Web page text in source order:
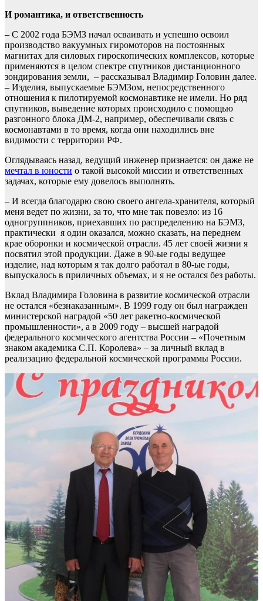
И романтика, и ответственность
– С 2002 года БЭМЗ начал осваивать и успешно освоил
производство вакуумных гиромоторов на постоянных
магнитах для силовых гироскопических комплексов, которые
применяются в целом спектре спутников дистанционного
зондирования земли, – рассказывал Владимир Головин далее.
– Изделия, выпускаемые БЭМЗом, непосредственного
отношения к пилотируемой космонавтике не имели. Но ряд
спутников, выведение которых происходило с помощью
разгонного блока ДМ-2, например, обеспечивали связь с
космонавтами в то время, когда они находились вне
видимости с территории РФ.
Оглядываясь назад, ведущий инженер признается: он даже не
мечтал в юности о такой высокой миссии и ответственных
задачах, которые ему довелось выполнять.
– И всегда благодарю свою своего ангела-хранителя, который
меня ведет по жизни, за то, что мне так повезло: из 16
одногруппников, приехавших по распределению на БЭМЗ,
практически я один оказался, можно сказать, на переднем
крае оборонки и космической отрасли. 45 лет своей жизни я
посвятил этой продукции. Даже в 90-ые годы ведущее
изделие, над которым я так долго работал в 80-ые годы,
выпускалось в приличных объемах, и я не остался без работы.
Вклад Владимира Головина в развитие космической отрасли
не остался «безнаказанным». В 1999 году он был награжден
министерской наградой «50 лет ракетно-космической
промышленности», а в 2009 году – высшей наградой
федерального космического агентства России – «Почетным
знаком академика С.П. Королева» – за личный вклад в
реализацию федеральной космической программы России.